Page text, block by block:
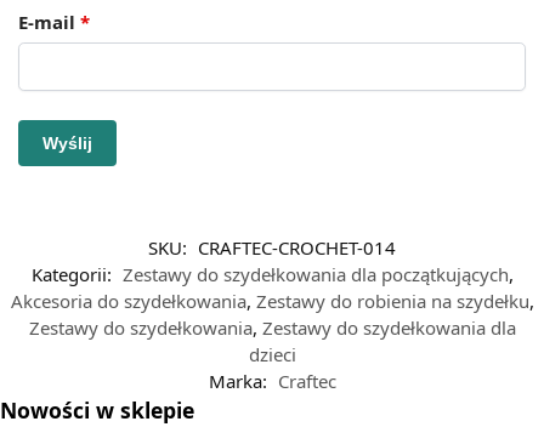
E-mail *
SKU: CRAFTEC-CROCHET-014
Kategorii: Zestawy do szydełkowania dla początkujących,
Akcesoria do szydełkowania, Zestawy do robienia na szydełku,
Zestawy do szydełkowania, Zestawy do szydełkowania dla
dzieci
Marka: Craftec
Nowości w sklepie